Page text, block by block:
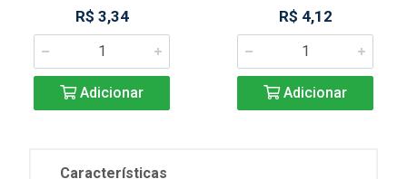
R$ 3,34
Adicionar
R$ 4,12
Adicionar
Características